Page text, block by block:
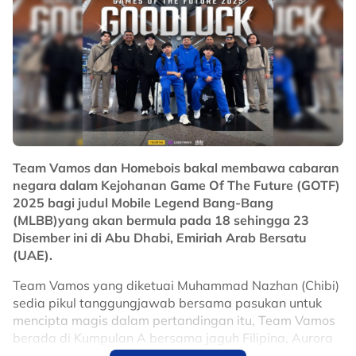
Team Vamos dan Homebois bakal membawa cabaran
negara dalam Kejohanan Game Of The Future (GOTF)
2025 bagi judul Mobile Legend Bang-Bang
(MLBB)yang akan bermula pada 18 sehingga 23
Disember ini di Abu Dhabi, Emiriah Arab Bersatu
(UAE).
Team Vamos yang diketuai Muhammad Nazhan (Chibi)
sedia pikul tanggungjawab bersama pasukan untuk
mencipta magis dalam pertandingan itu, Team Vamos
berada di Kumpulan A bersama jaguh Filipina, Aurora